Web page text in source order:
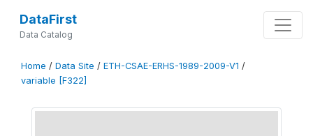
DataFirst
Data Catalog
Home / Data Site / ETH-CSAE-ERHS-1989-2009-V1 /
variable [F322]